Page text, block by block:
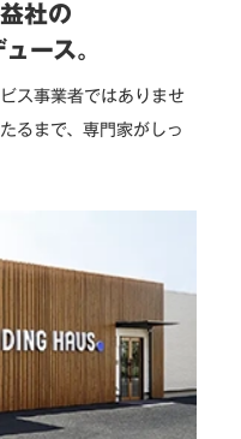
社の
ース。
ス事業者ではありませ
るまで、専門家がしっ